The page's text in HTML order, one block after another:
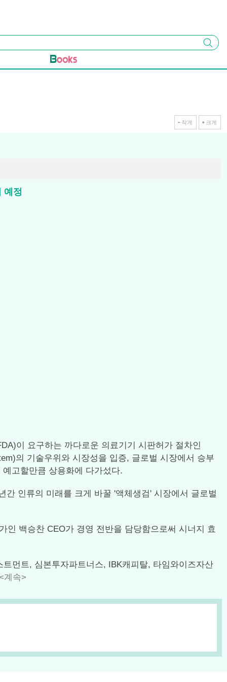
검색
작게 크게
예정
이 요구하는 까다로운 의료기기 시판허가 절차인
의 기술우위와 시장성을 입증, 글로벌 시장에서 승부
고할만큼 상용화에 다가섰다.
인류의 미래를 크게 바꿀 '액체생검' 시장에서 글로벌
인 백승찬 CEO가 경영 전반을 담당함으로써 시너지 효
먼트, 심본투자파트너스, IBK캐피탈, 타임와이즈자산
계속>